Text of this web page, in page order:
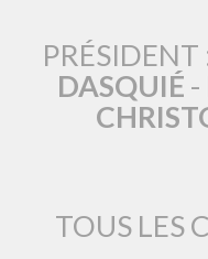
PRÉSIDENT
DASQUIÉ -
TOUS LES